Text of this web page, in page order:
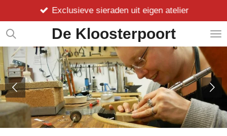
direct
naar
de
hoofdinhoud
De Kloosterpoort
Exclusieve sieraden uit eigen atelier